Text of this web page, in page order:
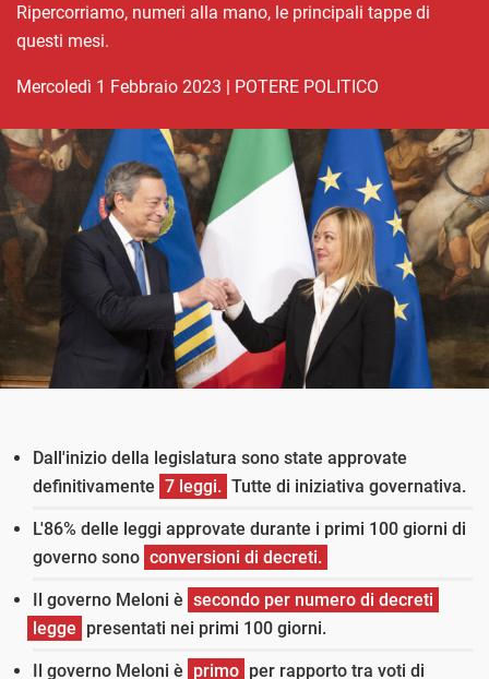
Ripercorriamo, numeri alla mano, le principali tappe di
questi mesi.
mercoledì 1 Febbraio 2023 | POTERE POLITICO
Dall'inizio della legislatura sono state approvate
definitivamente 7 leggi. Tutte di iniziativa governativa.
L'86% delle leggi approvate durante i primi 100 giorni di
governo sono conversioni di decreti.
Il governo Meloni è secondo per numero di decreti
legge presentati nei primi 100 giorni.
Il governo Meloni è primo per rapporto tra voti di